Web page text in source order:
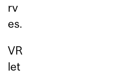
rv
es.
VR
let